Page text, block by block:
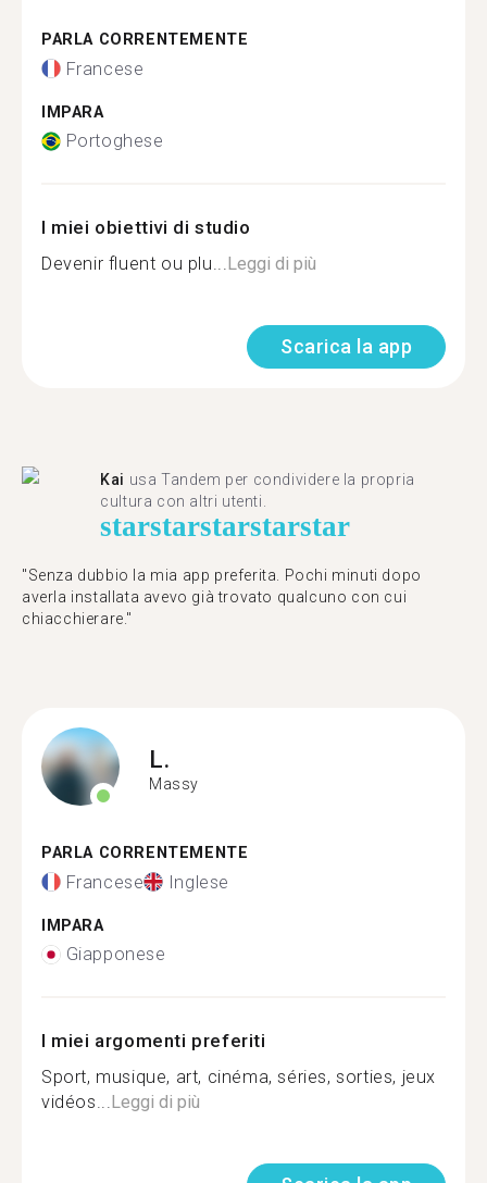
PARLA CORRENTEMENTE
Francese
IMPARA
Portoghese
I miei obiettivi di studio
Devenir fluent ou plu...Leggi di più
Scarica la app
Kai usa Tandem per condividere la propria
cultura con altri utenti.
starstarstarstarstar
"Senza dubbio la mia app preferita. Pochi minuti dopo
averla installata avevo già trovato qualcuno con cui
chiacchierare."
L.
Massy
PARLA CORRENTEMENTE
Francese Inglese
IMPARA
Giapponese
I miei argomenti preferiti
Sport, musique, art, cinéma, séries, sorties, jeux
vidéos...Leggi di più